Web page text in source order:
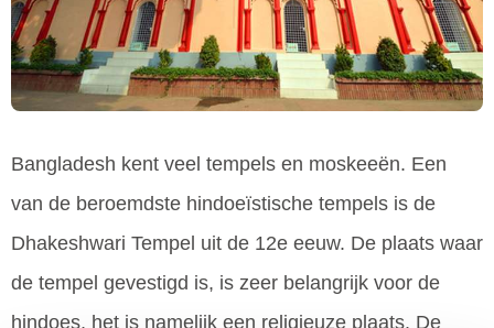
Bangladesh kent veel tempels en moskeeën. Een
van de beroemdste hindoeïstische tempels is de
Dhakeshwari Tempel uit de 12e eeuw. De plaats waar
de tempel gevestigd is, is zeer belangrijk voor de
hindoes, het is namelijk een religieuze plaats. De